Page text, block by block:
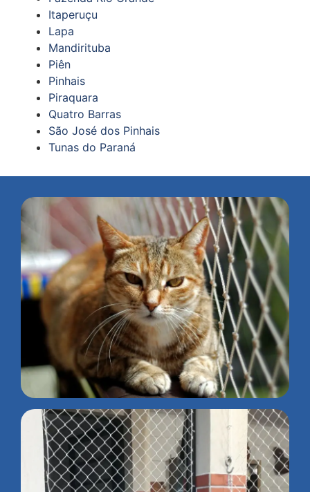
Itaperuçu
Lapa
Mandirituba
Piên
Pinhais
Piraquara
Quatro Barras
São José dos Pinhais
Tunas do Paraná